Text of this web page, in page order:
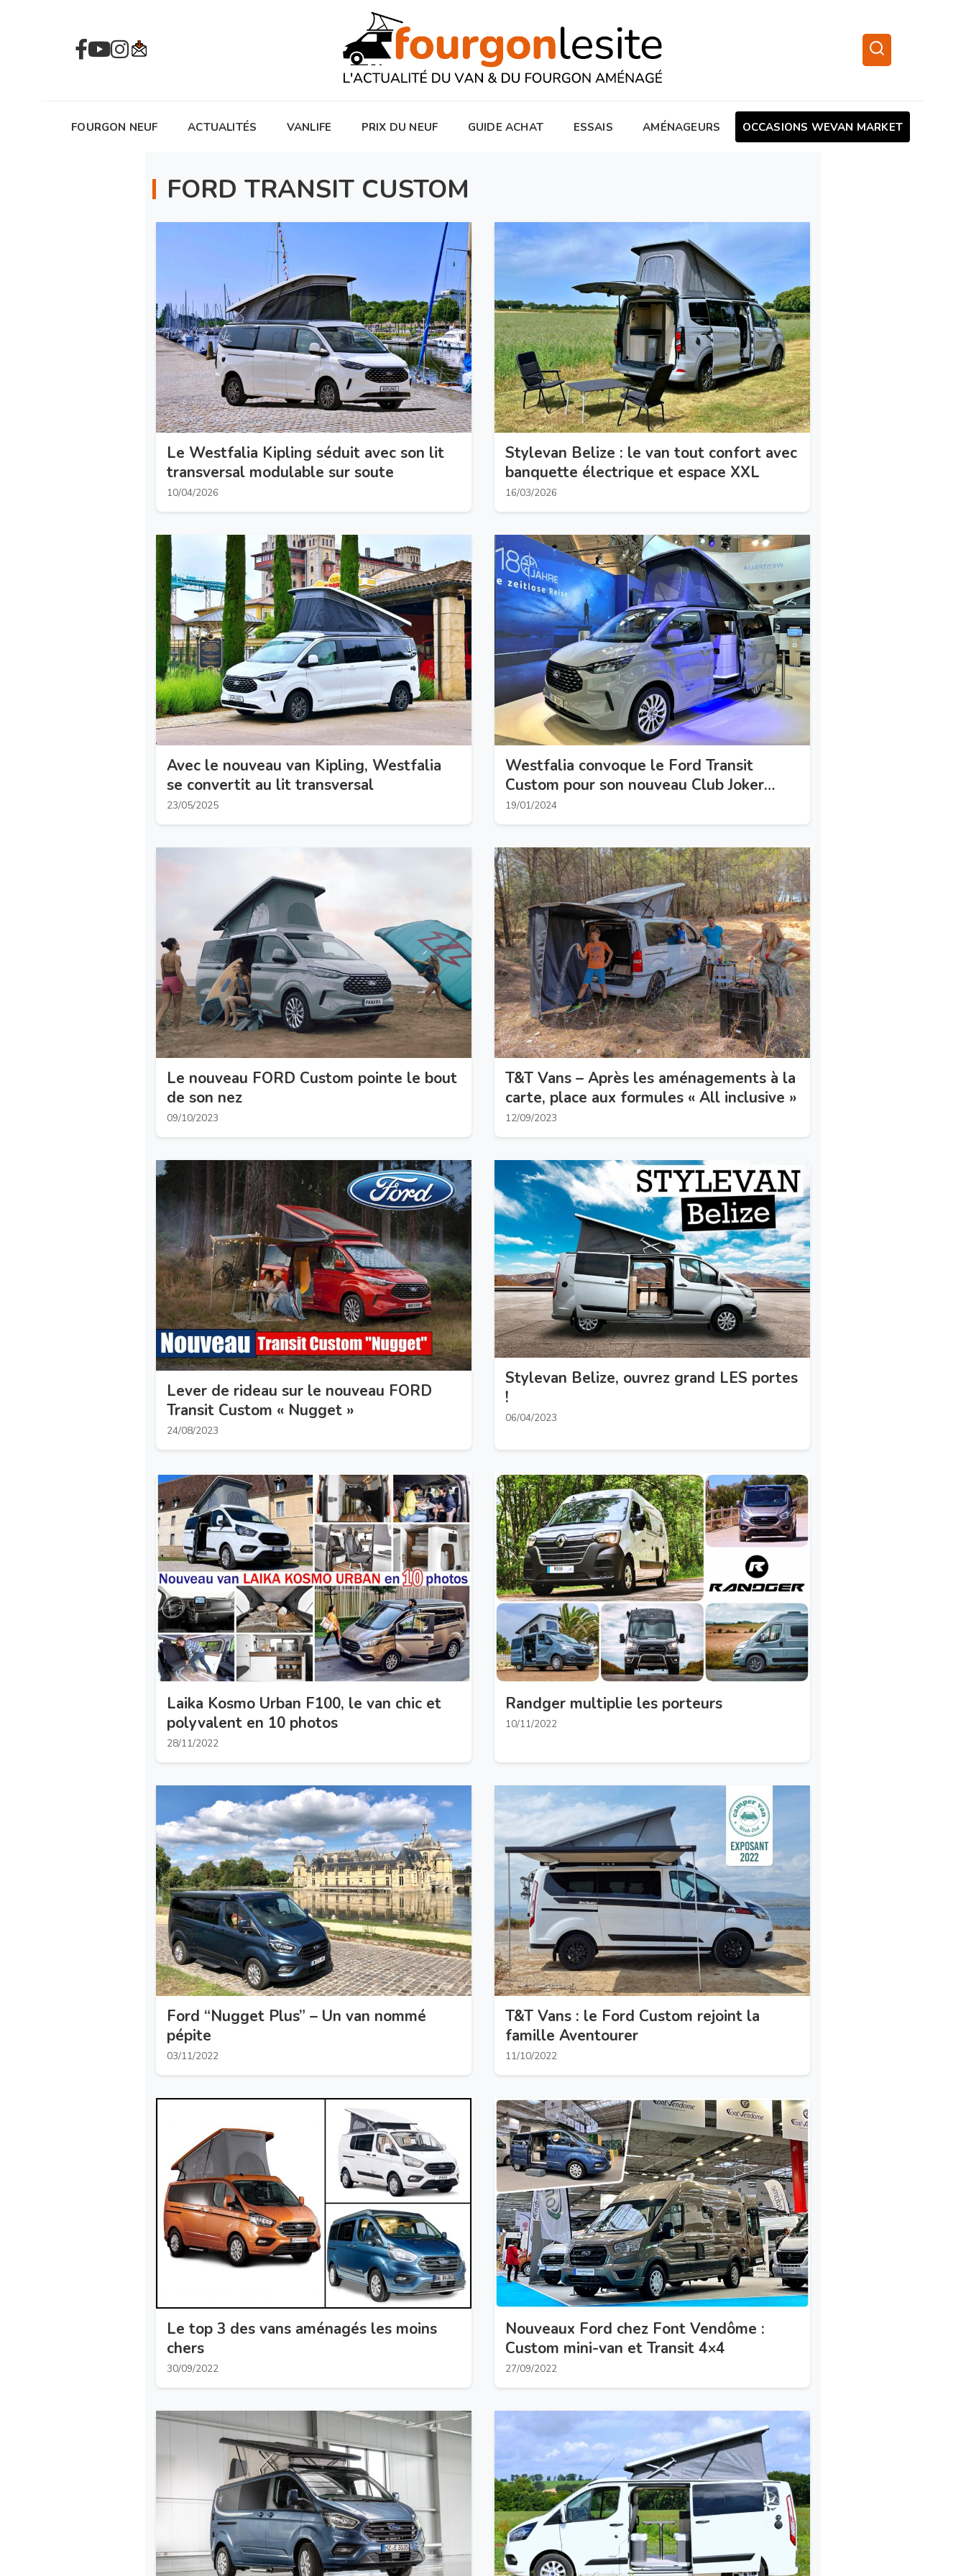
FOURGON NEUF ACTUALITÉS VANLIFE PRIX DU NEUF GUIDE ACHAT ESSAIS AMÉNAGEURS OCCASIONS WEVAN MARKET
FORD TRANSIT CUSTOM
Le Westfalia Kipling séduit avec son lit
transversal modulable sur soute
10/04/2026
Stylevan Belize : le van tout confort avec
banquette électrique et espace XXL
16/03/2026
Avec le nouveau van Kipling, Westfalia
se convertit au lit transversal
23/05/2025
Westfalia convoque le Ford Transit
Custom pour son nouveau Club Joker
Urban
19/01/2024
Le nouveau FORD Custom pointe le bout
de son nez
09/10/2023
T&T Vans – Après les aménagements à la
carte, place aux formules « All inclusive »
12/09/2023
Lever de rideau sur le nouveau FORD
Transit Custom « Nugget »
24/08/2023
Stylevan Belize, ouvrez grand LES portes
!
06/04/2023
Laika Kosmo Urban F100, le van chic et
polyvalent en 10 photos
28/11/2022
Randger multiplie les porteurs
10/11/2022
Ford “Nugget Plus” – Un van nommé
pépite
03/11/2022
T&T Vans : le Ford Custom rejoint la
famille Aventourer
11/10/2022
Le top 3 des vans aménagés les moins
chers
30/09/2022
Nouveaux Ford chez Font Vendôme :
Custom mini-van et Transit 4×4
27/09/2022